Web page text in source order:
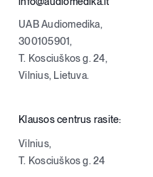
UAB Audiomedika,
300105901,
T. Kosciuškos g. 24,
Vilnius, Lietuva.
Klausos centrus rasite:
Vilnius,
T. Kosciuškos g. 24